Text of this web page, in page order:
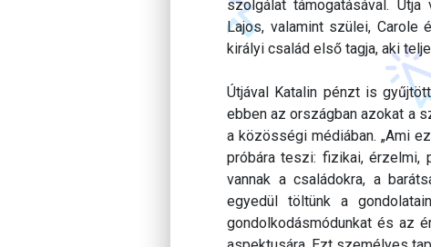
szolgálat támogatásával.
Lajos, valamint szülei, Carole
királyi család első tagja, aki
Útjával Katalin pénzt is
ebben az országban azokat a
a közösségi médiában. „Ami
próbára teszi: fizikai, érzelmi,
vannak a családokra, a
egyedül töltünk a
gondolkodásmódunkat és az